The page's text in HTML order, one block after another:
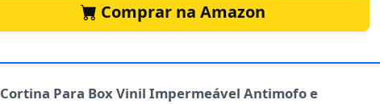
Comprar na Amazon
Cortina Para Box Vinil Impermeável Antimofo e